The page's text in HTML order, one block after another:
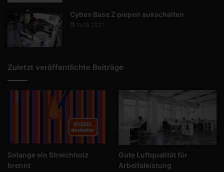
Cybex Base Z piepen ausschalten
11.08.2021
Zuletzt veröffentlichte Beiträge
Solange ein Streichholz
brennt
Gute Luftqualität für
Arbeitsleistung